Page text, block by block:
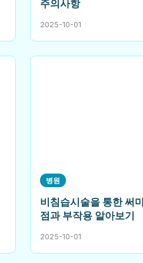
주의사항
2025-10-01
병원
비침습시술을 통한 써
점과 부작용 알아보기
2025-10-01